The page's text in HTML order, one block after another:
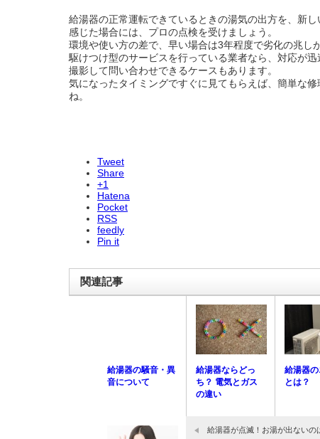
給湯器の正常運転できているときの湯気の出方を、新
感じた場合には、プロの点検を受けましょう。
環境や使い方の差で、早い場合は3年程度で劣化の兆し
駆けつけ型のサービスを行っている業者なら、対応が
撮影して問い合わせできるケースもあります。
気になったタイミングですぐに見てもらえば、簡単な
ね。
Tweet
Share
+1
Hatena
Pocket
RSS
feedly
Pin it
関連記事
給湯器の騒音・異
音について
給湯器ならどっ
ち？ 電気とガス
の違い
給湯器の
とは？
給湯器が点滅！お湯が出ないの